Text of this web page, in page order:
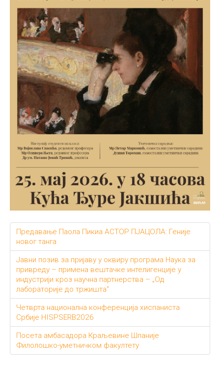
Предавање Паола Пикиа АСТОР ПЈАЦОЛА: Геније
новог танга
Јавни позив за пријаву у оквиру програма Наука за
привреду – примена вештачке интелигенције у
индустрији кроз научна партнерства – „Од
лабораторије до тржишта“
Четврта национална конференција хиспаниста
Србије HISPSERB2026
Посета амбасадора Краљевине Шпаније
Филолошко-уметничком факултету